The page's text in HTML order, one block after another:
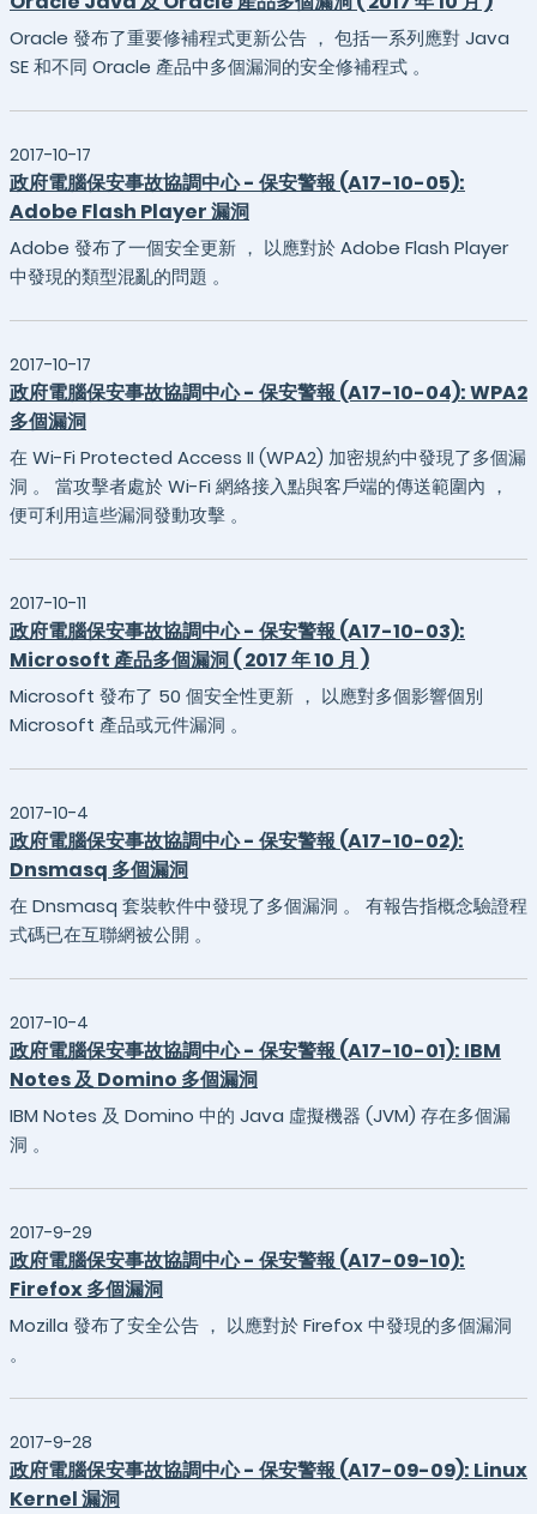
Oracle 發布了重要修補程式更新公告 ， 包括一系列應對 Java
SE 和不同 Oracle 產品中多個漏洞的安全修補程式 。
2017-10-17
政府電腦保安事故協調中心 - 保安警報 (A17-10-05):
Adobe Flash Player 漏洞
Adobe 發布了一個安全更新 ， 以應對於 Adobe Flash Player
中發現的類型混亂的問題 。
2017-10-17
政府電腦保安事故協調中心 - 保安警報 (A17-10-04): WPA2
多個漏洞
在 Wi-Fi Protected Access II (WPA2) 加密規約中發現了多個漏
洞 。 當攻擊者處於 Wi-Fi 網絡接入點與客戶端的傳送範圍內 ，
便可利用這些漏洞發動攻擊 。
2017-10-11
政府電腦保安事故協調中心 - 保安警報 (A17-10-03):
Microsoft 產品多個漏洞 ( 2017 年 10 月 )
Microsoft 發布了 50 個安全性更新 ， 以應對多個影響個別
Microsoft 產品或元件漏洞 。
2017-10-4
政府電腦保安事故協調中心 - 保安警報 (A17-10-02):
Dnsmasq 多個漏洞
在 Dnsmasq 套裝軟件中發現了多個漏洞 。 有報告指概念驗證程
式碼已在互聯網被公開 。
2017-10-4
政府電腦保安事故協調中心 - 保安警報 (A17-10-01): IBM
Notes 及 Domino 多個漏洞
IBM Notes 及 Domino 中的 Java 虛擬機器 (JVM) 存在多個漏
洞 。
2017-9-29
政府電腦保安事故協調中心 - 保安警報 (A17-09-10):
Firefox 多個漏洞
Mozilla 發布了安全公告 ， 以應對於 Firefox 中發現的多個漏洞
。
2017-9-28
政府電腦保安事故協調中心 - 保安警報 (A17-09-09): Linux
Kernel 漏洞